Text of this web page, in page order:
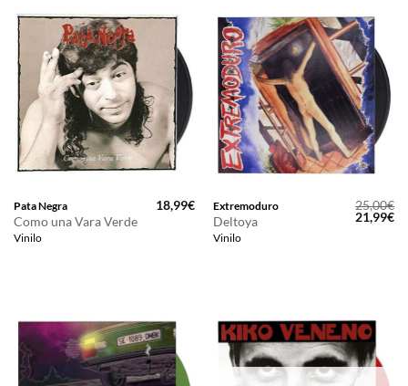
Pata Negra
Como una Vara Verde
Vinilo
18,99€ Extremoduro
Deltoya
Vinilo
25,00€
El
precio
21,99€El